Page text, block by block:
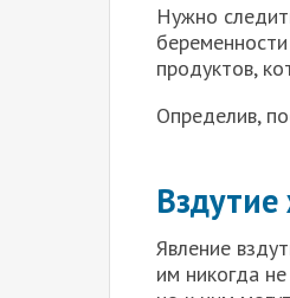
Нужно
продуктов,
Определив,
Явление
им никогда